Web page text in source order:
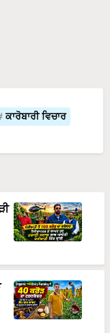
ਕਾਰੋਬਾਰੀ ਵਿਚਾਰ